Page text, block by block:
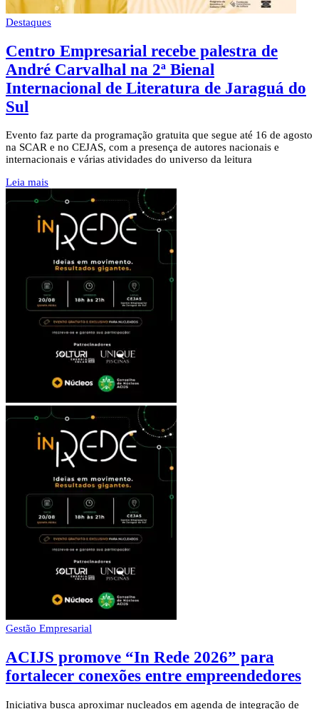
Destaques
Centro Empresarial recebe palestra de
André Carvalhal na 2ª Bienal
Internacional de Literatura de Jaraguá do
Sul
Evento faz parte da programação gratuita que segue até 16 de agosto
na SCAR e no CEJAS, com a presença de autores nacionais e
internacionais e várias atividades do universo da leitura
Leia mais
Gestão Empresarial
ACIJS promove “In Rede 2026” para
fortalecer conexões entre empreendedores
Iniciativa busca aproximar nucleados em agenda de integração de